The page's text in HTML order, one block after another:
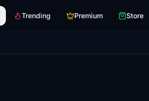
Trending Premium Store